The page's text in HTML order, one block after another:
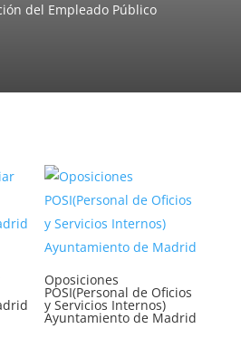
del Empleado Público
Oposiciones
POSI(Personal de Oficios
y Servicios Internos)
Ayuntamiento de Madrid